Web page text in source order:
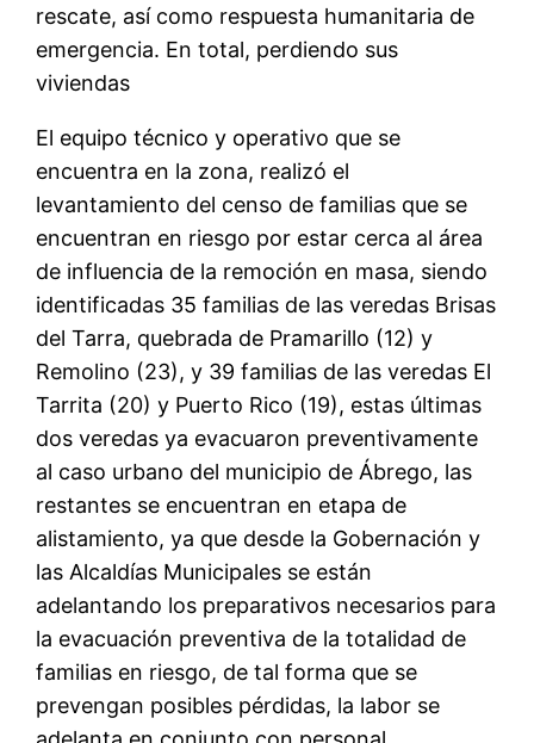
rescate, así como respuesta humanitaria de
emergencia. En total, perdiendo sus
viviendas
El equipo técnico y operativo que se
encuentra en la zona, realizó el
levantamiento del censo de familias que se
encuentran en riesgo por estar cerca al área
de influencia de la remoción en masa, siendo
identificadas 35 familias de las veredas Brisas
del Tarra, quebrada de Pramarillo (12) y
Remolino (23), y 39 familias de las veredas El
Tarrita (20) y Puerto Rico (19), estas últimas
dos veredas ya evacuaron preventivamente
al caso urbano del municipio de Ábrego, las
restantes se encuentran en etapa de
alistamiento, ya que desde la Gobernación y
las Alcaldías Municipales se están
adelantando los preparativos necesarios para
la evacuación preventiva de la totalidad de
familias en riesgo, de tal forma que se
prevengan posibles pérdidas, la labor se